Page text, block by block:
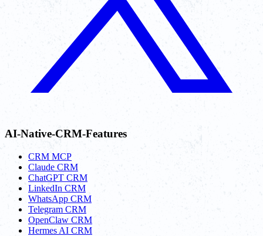
AI-Native-CRM-Features
CRM MCP
Claude CRM
ChatGPT CRM
LinkedIn CRM
WhatsApp CRM
Telegram CRM
OpenClaw CRM
Hermes AI CRM